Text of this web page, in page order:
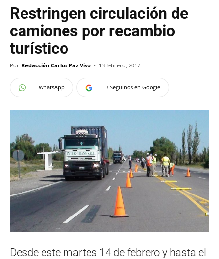
Restringen circulación de
camiones por recambio
turístico
Por Redacción Carlos Paz Vivo - 13 febrero, 2017
WhatsApp + Seguinos en Google
Desde este martes 14 de febrero y hasta el